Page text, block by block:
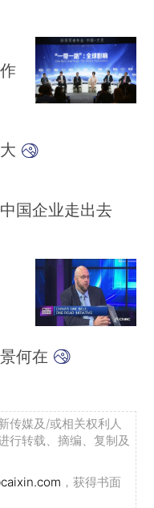
国企业走出去
何在
传媒及/或相关权利人
行转载、摘编、复制及
，获得书面